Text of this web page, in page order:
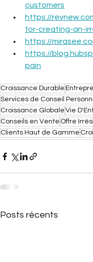
customers
https://
for-creating-an-
https://
https://
pain
Croissance Durable
Services de Conseil
Croissance Globale Vie
Conseils en Vente Offre
Clients Haut de Gamme
Posts récents